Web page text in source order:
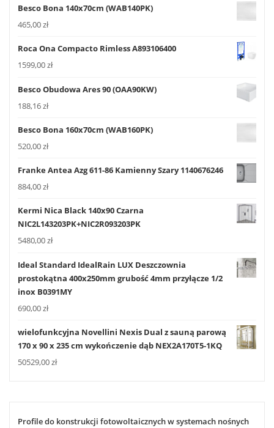
Besco Bona 140x70cm (WAB140PK)
465,00zł
Roca Ona Compacto Rimless A893106400
1599,00zł
Besco Obudowa Ares 90 (OAA90KW)
188,16zł
Besco Bona 160x70cm (WAB160PK)
520,00zł
Franke Antea Azg 611-86 Kamienny Szary 1140676246
884,00zł
Kermi Nica Black 140x90 Czarna
NIC2L143203PK+NIC2R093203PK
5480,00zł
Ideal Standard IdealRain LUX Deszczownia
prostokątna 400x250mm grubość 4mm przyłącze 1/2
inox B0391MY
690,00zł
wielofunkcyjna Novellini Nexis Dual z sauną parową
170 x 90 x 235 cm wykończenie dąb NEX2A170T5-1KQ
50529,00zł
Profile do konstrukcji fotowoltaicznych w systemach nośnych